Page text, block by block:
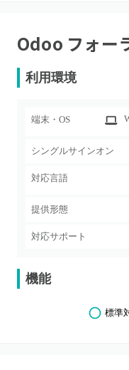
Odoo フォー
利用環境
端末・OS
シングルサインオン
対応言語
提供形態
対応サポート
機能
標準